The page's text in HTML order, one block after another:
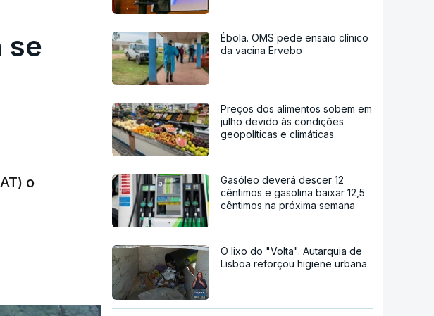
se
o
Ébola. OMS pede ensaio clínico
da vacina Ervebo
Preços dos alimentos sobem em
julho devido às condições
geopolíticas e climáticas
Gasóleo deverá descer 12
cêntimos e gasolina baixar 12,5
cêntimos na próxima semana
O lixo do "Volta". Autarquia de
Lisboa reforçou higiene urbana